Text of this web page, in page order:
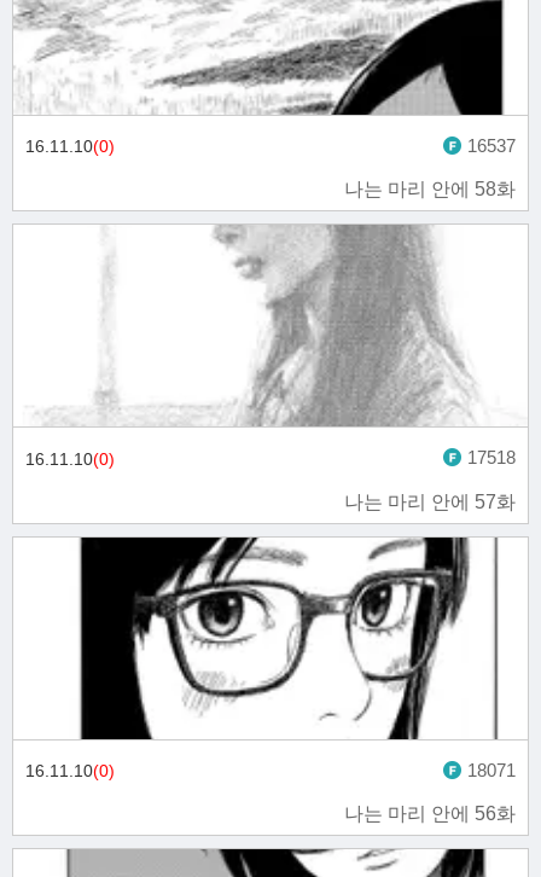
나는 마리 안에 58화
16.11.10(0) 16537
나는 마리 안에 57화
16.11.10(0) 17518
나는 마리 안에 56화
16.11.10(0) 18071